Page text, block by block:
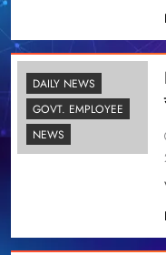
DAILY NEWS
GOVT. EMPLOYEE
NEWS